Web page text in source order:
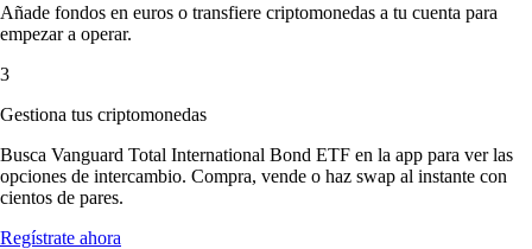
Añade fondos en euros o transfiere criptomonedas a tu cuenta para
empezar a operar.
3
Gestiona tus criptomonedas
Busca Vanguard Total International Bond ETF en la app para ver las
opciones de intercambio. Compra, vende o haz swap al instante con
cientos de pares.
Regístrate ahora